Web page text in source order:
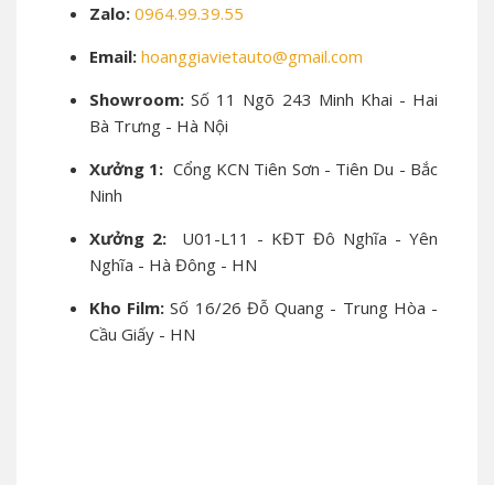
Zalo: 0964.99.39.55
Email: hoanggiavietauto@gmail.com
Showroom: Số 11 Ngõ 243 Minh Khai - Hai
Bà Trưng - Hà Nội
Xưởng 1: Cổng KCN Tiên Sơn - Tiên Du - Bắc
Ninh
Xưởng 2:
U01-L11 - KĐT Đô Nghĩa - Yên
Nghĩa - Hà Đông - HN
Kho Film:Số 16/26 Đỗ Quang - Trung Hòa -
Cầu Giấy - HN